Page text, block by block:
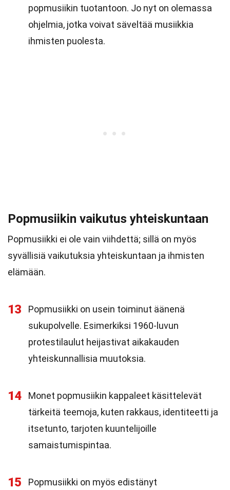
popmusiikin tuotantoon. Jo nyt on olemassa
ohjelmia, jotka voivat säveltää musiikkia
ihmisten puolesta.
Popmusiikin vaikutus yhteiskuntaan
Popmusiikki ei ole vain viihdettä; sillä on myös
syvällisiä vaikutuksia yhteiskuntaan ja ihmisten
elämään.
13
Popmusiikki on usein toiminut äänenä
sukupolvelle. Esimerkiksi 1960-luvun
protestilaulut heijastivat aikakauden
yhteiskunnallisia muutoksia.
14
Monet popmusiikin kappaleet käsittelevät
tärkeitä teemoja, kuten rakkaus, identiteetti ja
itsetunto, tarjoten kuuntelijoille
samaistumispintaa.
15
Popmusiikki on myös edistänyt